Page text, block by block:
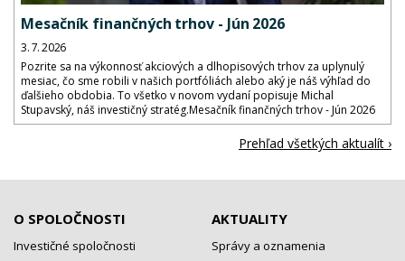
Mesačník finančných trhov - Jún 2026
3. 7. 2026
Pozrite sa na výkonnosť akciových a dlhopisových trhov za uplynulý
mesiac, čo sme robili v našich portfóliách alebo aký je náš výhľad do
ďalšieho obdobia. To všetko v novom vydaní popisuje Michal
Stupavský, náš investičný stratég.Mesačník finančných trhov - Jún 2026
Prehľad všetkých aktualít ›
O SPOLOČNOSTI
Investičné spoločnosti
AKTUALITY
Správy a oznamenia